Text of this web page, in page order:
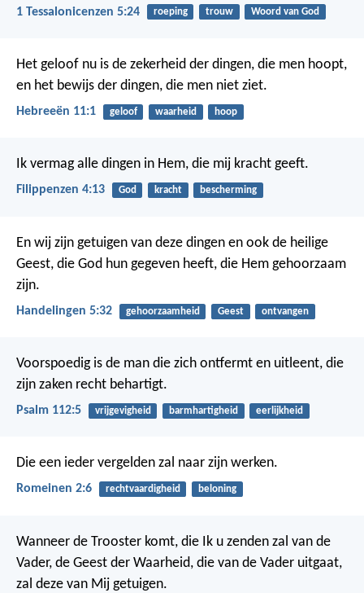
1 Tessalonicenzen 5:24 roeping trouw Woord van God
Het geloof nu is de zekerheid der dingen, die men hoopt,
en het bewijs der dingen, die men niet ziet.
Hebreeën 11:1 geloof waarheid hoop
Ik vermag alle dingen in Hem, die mij kracht geeft.
Filippenzen 4:13 God kracht bescherming
En wij zijn getuigen van deze dingen en ook de heilige
Geest, die God hun gegeven heeft, die Hem gehoorzaam
zijn.
Handelingen 5:32 gehoorzaamheid Geest ontvangen
Voorspoedig is de man die zich ontfermt en uitleent, die
zijn zaken recht behartigt.
Psalm 112:5 vrijgevigheid barmhartigheid eerlijkheid
Die een ieder vergelden zal naar zijn werken.
Romeinen 2:6 rechtvaardigheid beloning
Wanneer de Trooster komt, die Ik u zenden zal van de
Vader, de Geest der Waarheid, die van de Vader uitgaat,
zal deze van Mij getuigen.